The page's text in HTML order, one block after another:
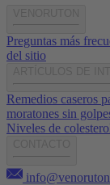
Preguntas más
del sitio
Remedios caseros
moratones sin
Niveles de